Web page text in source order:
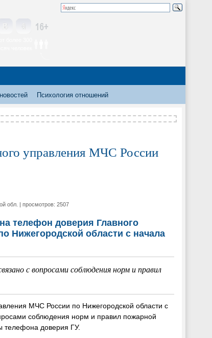
Психология отношений
управления МЧС России
обл. | просмотров: 2507
телефон доверия Главного
Нижегородской области с начала
с вопросами соблюдения норм и правил
МЧС России по Нижегородской области с
соблюдения норм и правил пожарной
телефона доверия ГУ.